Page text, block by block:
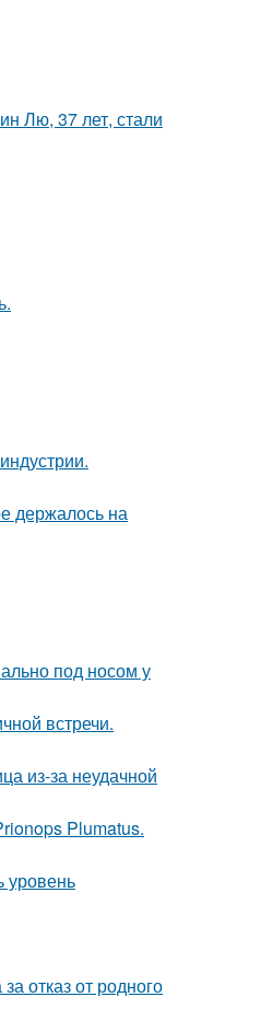
Лю, 37 лет, стали
держалось на
под носом у
встречи.
из-за неудачной
Plumatus.
уровень
отказ от родного